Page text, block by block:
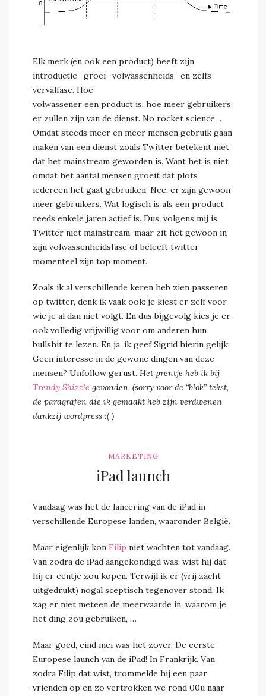
Elk merk (en ook een product) heeft zijn
introductie- groei- volwassenheids- en zelfs
vervalfase. Hoe
volwassener een product is, hoe meer gebruikers
er zullen zijn van de dienst. No rocket science…
Omdat steeds meer en meer mensen gebruik gaan
maken van een dienst zoals Twitter betekent niet
dat het mainstream geworden is. Want het is niet
omdat het aantal mensen groeit dat plots
iedereen het gaat gebruiken. Nee, er zijn gewoon
meer gebruikers. Wat logisch is als een product
reeds enkele jaren actief is. Dus, volgens mij is
Twitter niet mainstream, maar zit het gewoon in
zijn volwassenheidsfase of beleeft twitter
momenteel zijn top moment.
Zoals ik al verschillende keren heb zien passeren
op twitter, denk ik vaak ook: je kiest er zelf voor
wie je al dan niet volgt. En dus bijgevolg kies je er
ook volledig vrijwillig voor om anderen hun
bullshit te lezen. En ja, ik geef Sigrid hierin gelijk:
Geen interesse in de gewone dingen van deze
mensen? Unfollow gerust. Het prentje heb ik bij
Trendy Shizzle gevonden. (sorry voor de “blok” tekst,
de paragrafen die ik gemaakt heb zijn verdwenen
dankzij wordpress :( )
MARKETING
iPad launch
Vandaag was het de lancering van de iPad in
verschillende Europese landen, waaronder België.
Maar eigenlijk kon Filip niet wachten tot vandaag.
Van zodra de iPad aangekondigd was, wist hij dat
hij er eentje zou kopen. Terwijl ik er (vrij zacht
uitgedrukt) nogal sceptisch tegenover stond. Ik
zag er niet meteen de meerwaarde in, waarom je
het ding zou gebruiken, …
Maar goed, eind mei was het zover. De eerste
Europese launch van de iPad! In Frankrijk. Van
zodra Filip dat wist, trommelde hij een paar
vrienden op en zo vertrokken we rond 00u naar